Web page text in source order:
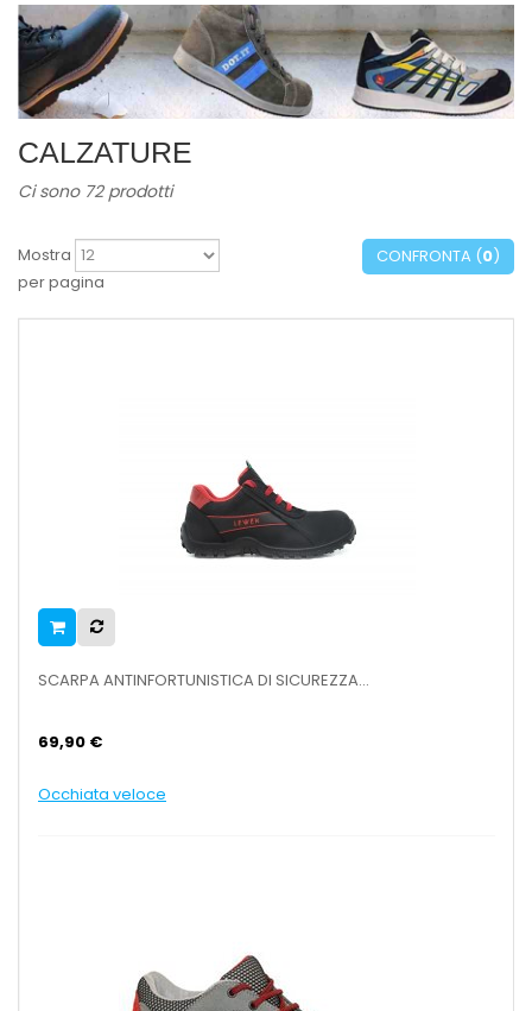
CALZATURE
Ci sono 72 prodotti
Mostra
per pagina
CONFRONTA (0)
SCARPA ANTINFORTUNISTICA DI SICUREZZA...
69,90 €
Occhiata veloce